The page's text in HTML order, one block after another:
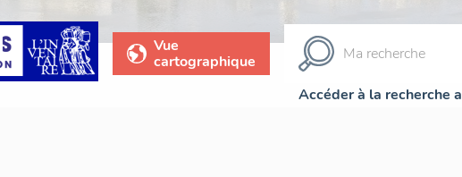
Vue
cartographique
Accéder à la recherche